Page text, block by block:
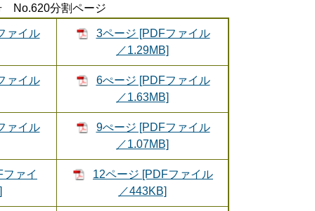
No.620分割ページ
ァイル
3ページ [PDFファイル
／1.29MB]
ァイル
6ぺージ [PDFファイル
／1.63MB]
ァイル
9ぺージ [PDFファイル
／1.07MB]
ァイ
12ページ [PDFファイル
／443KB]